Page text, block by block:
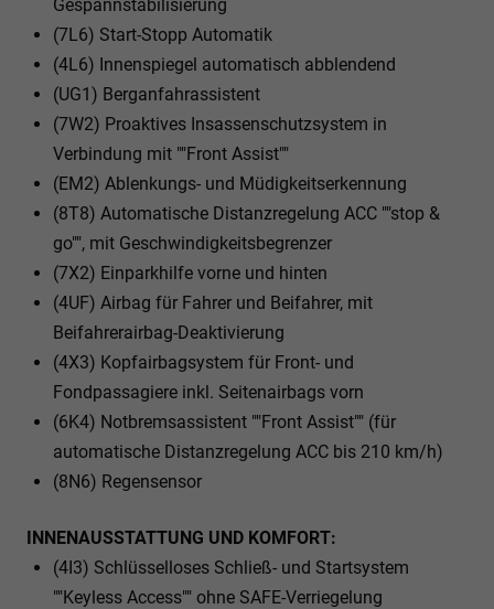
Gespannstabilisierung
(7L6) Start-Stopp Automatik
(4L6) Innenspiegel automatisch abblendend
(UG1) Berganfahrassistent
(7W2) Proaktives Insassenschutzsystem in
Verbindung mit ""Front Assist""
(EM2) Ablenkungs- und Müdigkeitserkennung
(8T8) Automatische Distanzregelung ACC ""stop &
go"", mit Geschwindigkeitsbegrenzer
(7X2) Einparkhilfe vorne und hinten
(4UF) Airbag für Fahrer und Beifahrer, mit
Beifahrerairbag-Deaktivierung
(4X3) Kopfairbagsystem für Front- und
Fondpassagiere inkl. Seitenairbags vorn
(6K4) Notbremsassistent ""Front Assist"" (für
automatische Distanzregelung ACC bis 210 km/h)
(8N6) Regensensor
INNENAUSSTATTUNG UND KOMFORT:
(4I3) Schlüsselloses Schließ- und Startsystem
""Keyless Access"" ohne SAFE-Verriegelung